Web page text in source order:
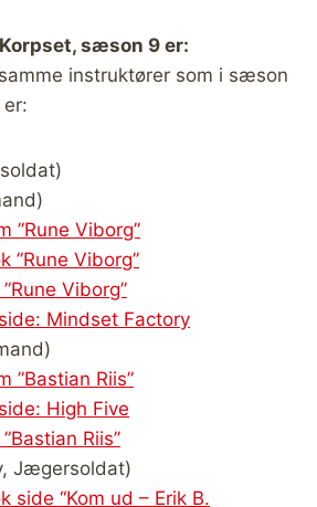
sæson 9 er:
instruktører som i sæson
”Rune Viborg”
”Rune Viborg”
Viborg”
Mindset Factory
”Bastian Riis”
High Five
Riis”
Jægersoldat)
side “Kom ud – Erik B.